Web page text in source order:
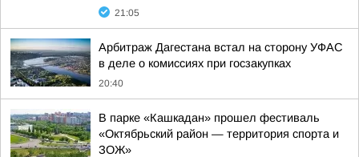
21:05
Арбитраж Дагестана встал на сторону УФАС
в деле о комиссиях при госзакупках
20:40
В парке «Кашкадан» прошел фестиваль
«Октябрьский район — территория спорта и
ЗОЖ»